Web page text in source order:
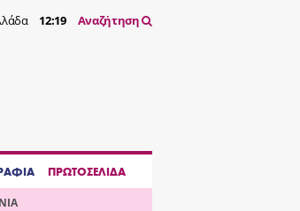
12:19 Αναζήτηση
ΠΡΩΤΟΣΕΛΙΔΑ